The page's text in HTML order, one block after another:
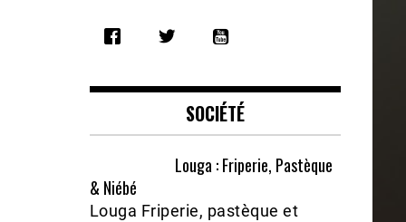
RSS FEED
EMBED
SOCIÉTÉ
Louga : Friperie, Pastèque
& Niébé
Louga Friperie, pastèque et